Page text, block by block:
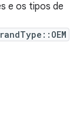
e os tipos de